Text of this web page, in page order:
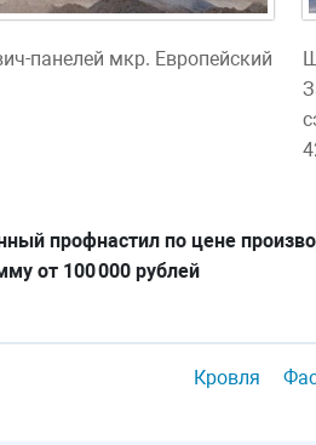
панелей мкр. Европейский
профнастил по цене
от 100 000 рублей
Кровля